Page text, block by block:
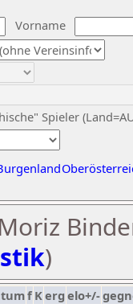
Vorname
Spieler
)
f Kerg elo+/-